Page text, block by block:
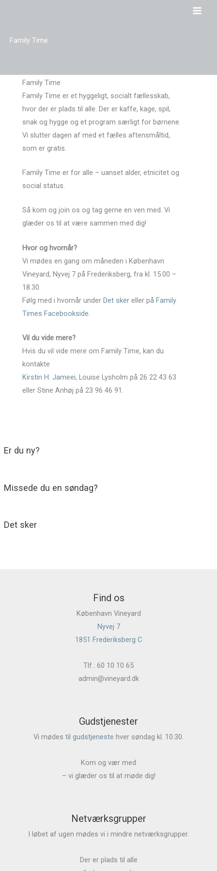
Family Time
Family Time
Family Time er et hyggeligt, socialt fællesskab,
hvor der er plads til alle. Der er kaffe, kage, spil,
snak og hygge og et program særligt for børnene.
Vi slutter dagen af med et fælles aftensmåltid,
som er gratis.
Family Time er for alle – uanset alder, etnicitet og
social status.
Så kom og join os og tag gerne en ven med. Vi
glæder os til at være sammen med dig!
Hvor og hvornår?
Vi mødes en gang om måneden i København
Vineyard, Nyvej 7 på Frederiksberg, fra kl. 15.00 –
18.30.
Følg med i hvornår underDet sker eller påFamily
Times Facebookside.
Vil du vide mere?
Hvis du vil vide mere om Family Time, kan du
kontakte
Kirstin H. Jameei, Louise Lysholm på 26 22 43 63
eller Stine Anhøj på 23 96 46 91.
Er du ny?
Missede du en søndag?
Det sker
Find os
København Vineyard
Nyvej 7
1851 Frederiksberg C
Tlf.: 60 10 10 65
admin@vineyard.dk
Gudstjenester
Vi mødes til gudstjeneste hver søndag kl. 10.30.
Kom og vær med
– vi glæder os til at møde dig!
Netværksgrupper
I løbet af ugen mødes vi i mindre netværksgrupper.
Der er plads til alle